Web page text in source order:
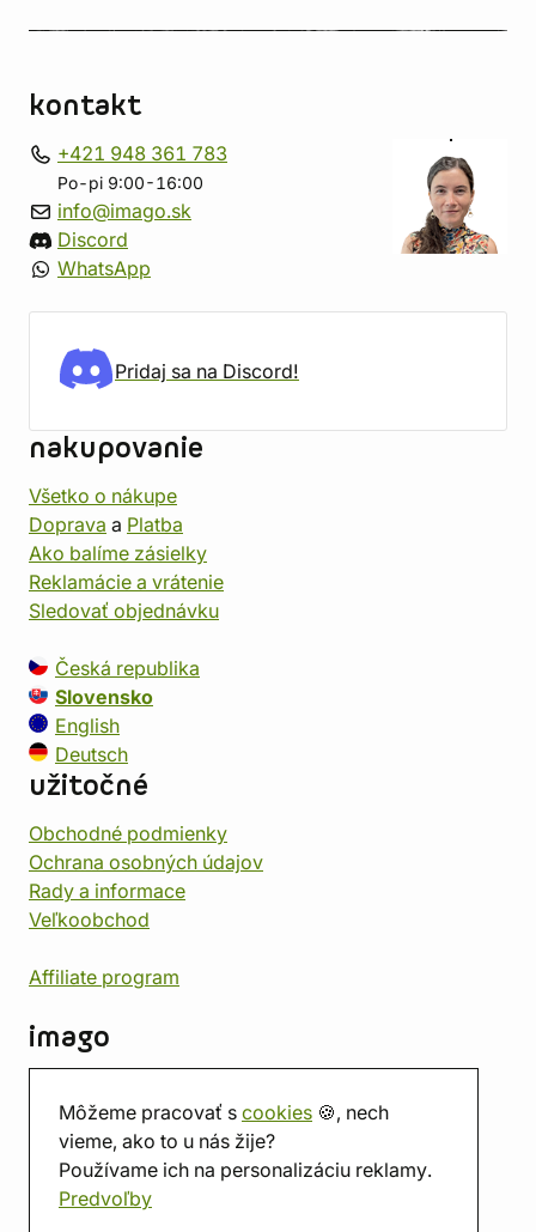
Môžeme pracovať s cookies 🍪, nech
vieme, ako to u nás žije?
Používame ich na personalizáciu reklamy.
Predvoľby
kontakt
+421 948 361 783
Po-pi 9:00-16:00
info@imago.sk
Discord
WhatsApp
Pridaj sa na Discord!
nakupovanie
Všetko o nákupe
Doprava a Platba
Ako balíme zásielky
Reklamácie a vrátenie
Sledovať objednávku
Česká republika
Slovensko
English
Deutsch
užitočné
Obchodné podmienky
Ochrana osobných údajov
Rady a informace
Veľkoobchod
Affiliate program
imago
Predajňa
Herňa
O nás
Hodnotenie obchodu